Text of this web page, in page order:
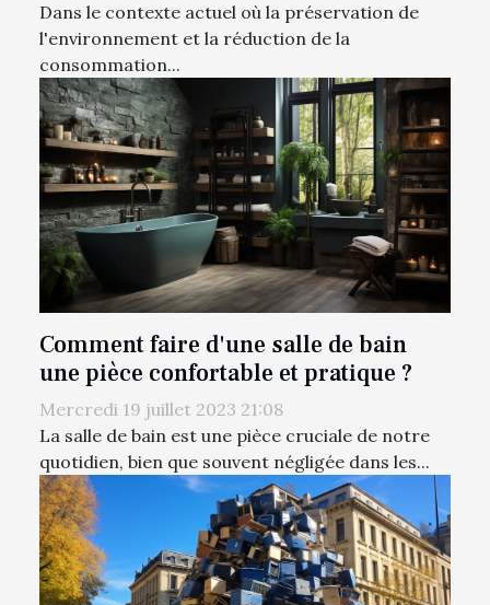
Dans le contexte actuel où la préservation de
l'environnement et la réduction de la
consommation...
Comment faire d'une salle de bain
une pièce confortable et pratique ?
Mercredi 19 juillet 2023 21:08
La salle de bain est une pièce cruciale de notre
quotidien, bien que souvent négligée dans les...